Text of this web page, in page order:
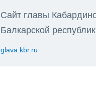
Сайт главы
Балкарской
glava.kbr.ru